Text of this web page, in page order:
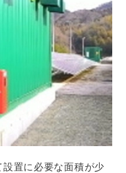
置に必要な面積が少